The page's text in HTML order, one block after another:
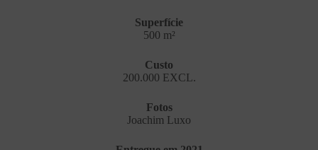
Superfície
500 m²
Custo
200.000 EXCL.
Fotos
Joachim Luxo